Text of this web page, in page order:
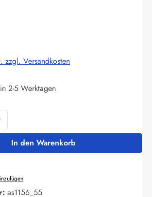
zzgl. Versandkosten
2-5 Werktagen
Gib den gewünschten
In den Warenkorb
as1156_55